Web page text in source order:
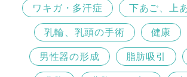
ワキガ・多汗症 下あご、上
乳輪、乳頭の手術 健康
男性器の形成 脂肪吸引